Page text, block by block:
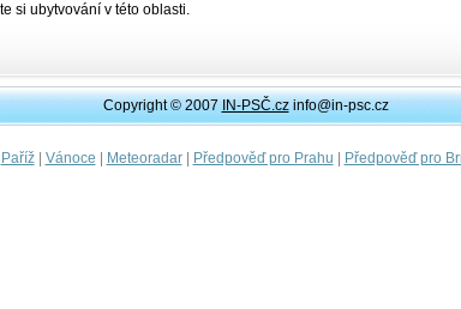
si ubytvování v této oblasti.
Copyright © 2007IN-PSČ.czinfo@in-psc.cz
Paříž| Vánoce | Meteoradar| Předpověď pro Prahu | Předpověď pro